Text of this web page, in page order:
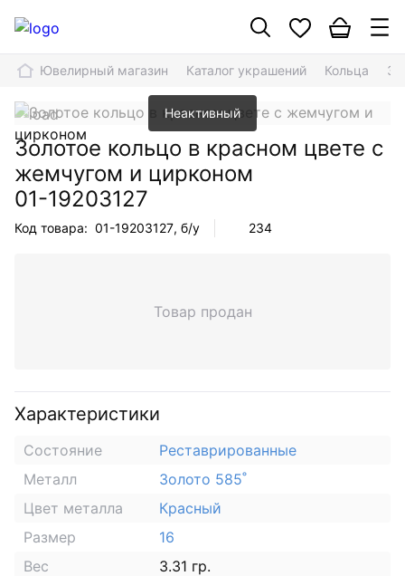
Ювелирный магазин Каталог украшений Кольца
Неактивный
Золотое кольцо в красном цвете с
жемчугом и цирконом
01-19203127
Код товара: 01-19203127, б/у 234
Товар продан
Характеристики
Состояние
Реставрированные
Металл
Золото 585˚
Цвет металла
Красный
Размер
16
Вес
3.31 гр.